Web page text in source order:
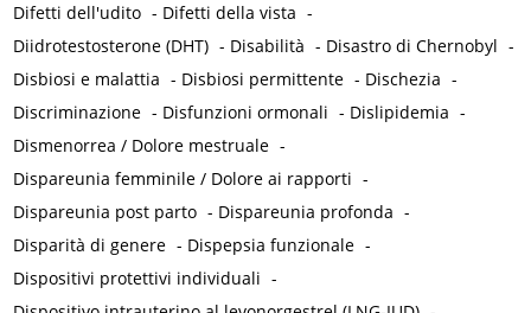
Difetti dell'udito - Difetti della vista -
Diidrotestosterone (DHT) - Disabilità - Disastro di Chernobyl -
Disbiosi e malattia - Disbiosi permittente - Dischezia -
Discriminazione - Disfunzioni ormonali - Dislipidemia -
Dismenorrea / Dolore mestruale -
Dispareunia femminile / Dolore ai rapporti -
Dispareunia post parto - Dispareunia profonda -
Disparità di genere - Dispepsia funzionale -
Dispositivi protettivi individuali -